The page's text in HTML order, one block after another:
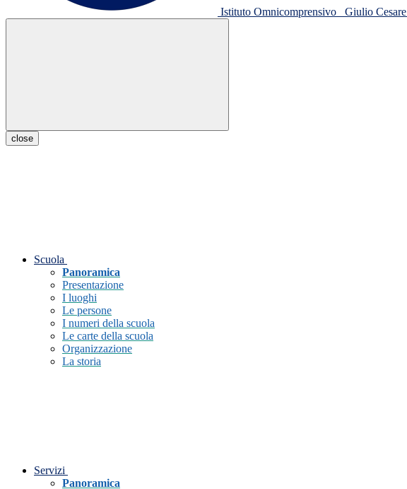
Istituto Omnicomprensivo Giulio Cesare
close
Scuola
Panoramica
Presentazione
I luoghi
Le persone
I numeri della scuola
Le carte della scuola
Organizzazione
La storia
Servizi
Panoramica